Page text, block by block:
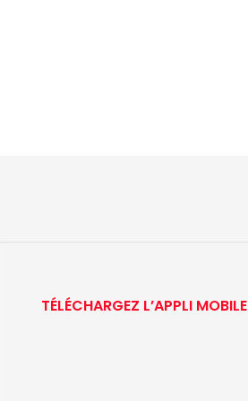
TÉLÉCHARGEZ L’APPLI MOBILE